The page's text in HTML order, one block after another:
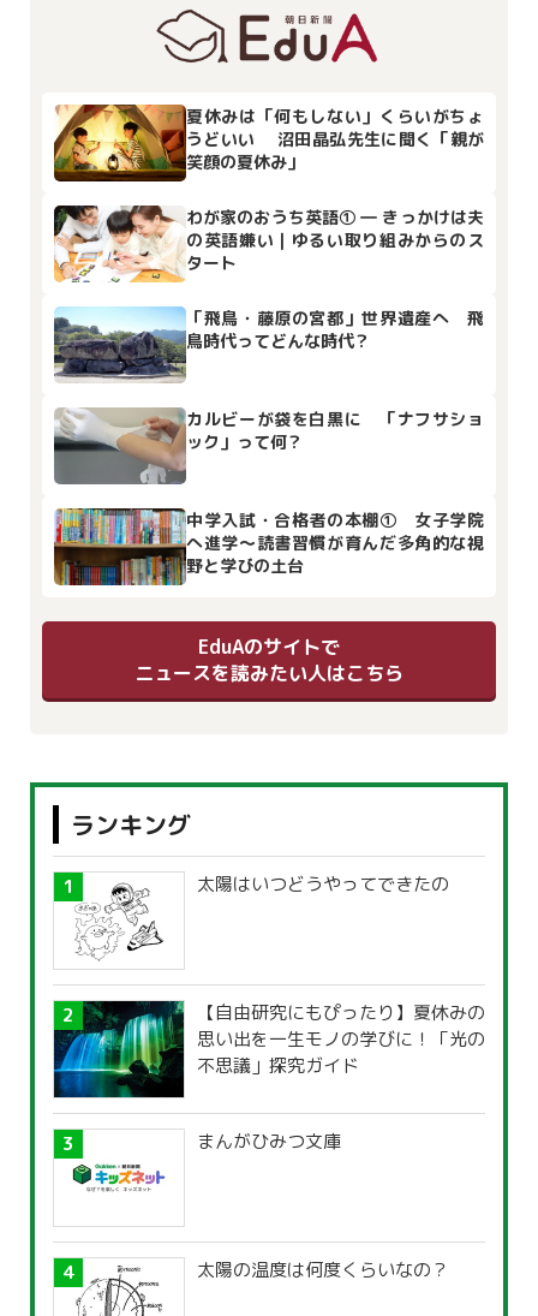
夏休みは「何もしない」くらいがちょ
うどいい 沼田晶弘先生に聞く「親が
笑顔の夏休み」
わが家のおうち英語① ― きっかけは夫
の英語嫌い｜ゆるい取り組みからのス
タート
「飛鳥・藤原の宮都」世界遺産へ 飛
鳥時代ってどんな時代？
カルビーが袋を白黒に 「ナフサショ
ック」って何？
中学入試・合格者の本棚① 女子学院
へ進学～読書習慣が育んだ多角的な視
野と学びの土台
EduAのサイトで
ニュースを読みたい人はこちら
ランキング
太陽はいつどうやってできたの
【自由研究にもぴったり】夏休みの
思い出を一生モノの学びに！「光の
不思議」探究ガイド
まんがひみつ文庫
太陽の温度は何度くらいなの？